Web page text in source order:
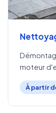
moteur
À partir